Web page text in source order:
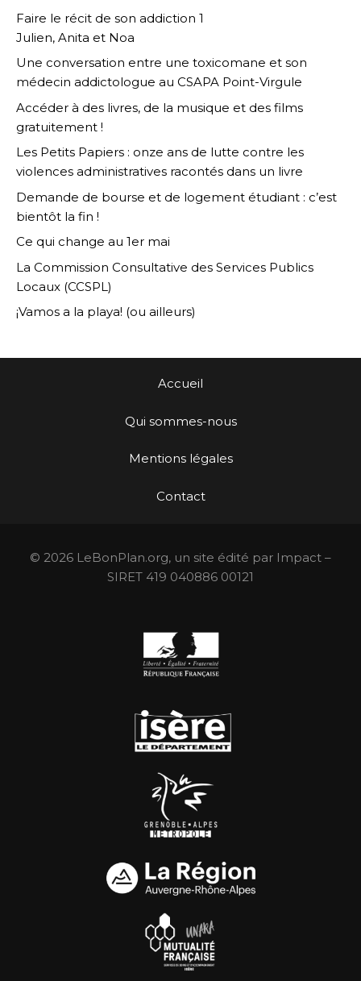
Faire le récit de son addiction 1
Julien, Anita et Noa
Une conversation entre une toxicomane et son
médecin addictologue au CSAPA Point-Virgule
Accéder à des livres, de la musique et des films
gratuitement !
Les Petits Papiers : onze ans de lutte contre les
violences administratives racontés dans un livre
Demande de bourse et de logement étudiant : c’est
bientôt la fin !
Ce qui change au 1er mai
La Commission Consultative des Services Publics
Locaux (CCSPL)
¡Vamos a la playa! (ou ailleurs)
Accueil
Qui sommes-nous
Mentions légales
Contact
© 2026 LeBonPlan.org, un site édité par Impact –
SIRET 419 040886 00121